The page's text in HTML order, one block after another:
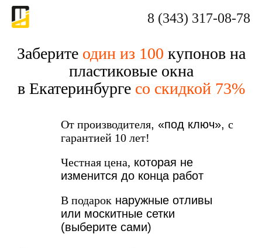
8 (343) 317-08-78
Заберите один из 100 купонов на
пластиковые окна
в Екатеринбурге со скидкой 73%
От производителя, «под ключ», с
гарантией 10 лет!
Честная цена, которая не
изменится до конца работ
В подарок наружные отливы
или москитные сетки
(выберите сами)